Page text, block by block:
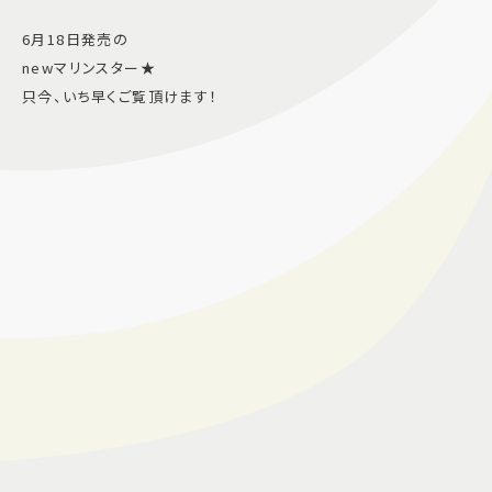
6月18日発売の
newマリンスター★
只今、いち早くご覧頂けます！